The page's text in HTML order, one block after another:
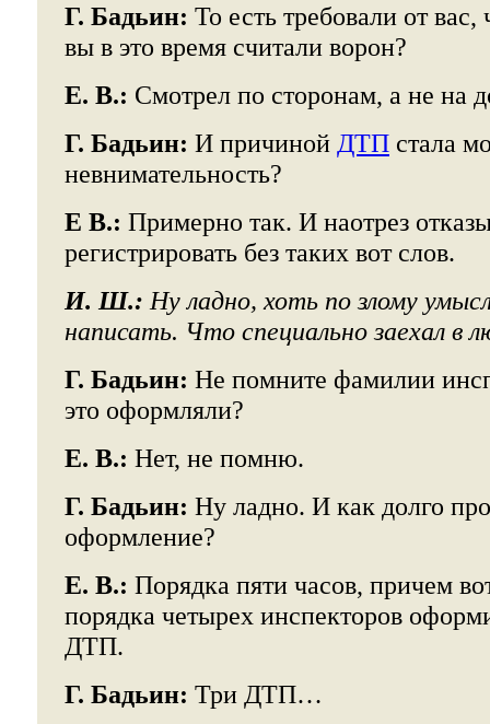
Г. Бадьин: То есть требовали от
вы в это время считали ворон?
Е. В.: Смотрел по сторонам, а не на
Г. Бадьин: И причиной ДТП стала
невнимательность?
Е В.: Примерно так. И наотрез
регистрировать без таких вот слов.
И. Ш.: Ну ладно, хоть по злому
написать. Что специально заехал в
Г. Бадьин: Не помните фамилии
это оформляли?
Е. В.: Нет, не помню.
Г. Бадьин: Ну ладно. И как долго
оформление?
Е. В.: Порядка пяти часов, причем
порядка четырех инспекторов
ДТП.
Г. Бадьин: Три ДТП…